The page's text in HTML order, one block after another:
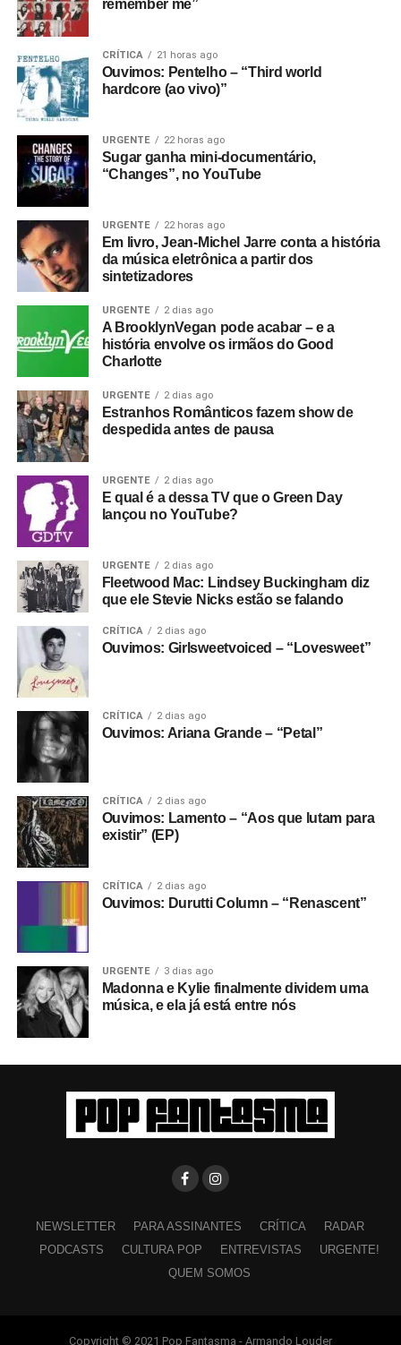
remember me”
CRÍTICA 21 horas ago
Ouvimos: Pentelho – “Third world
hardcore (ao vivo)”
URGENTE 22 horas ago
Sugar ganha mini-documentário,
“Changes”, no YouTube
URGENTE 22 horas ago
Em livro, Jean-Michel Jarre conta a história
da música eletrônica a partir dos
sintetizadores
URGENTE 2 dias ago
A BrooklynVegan pode acabar – e a
história envolve os irmãos do Good
Charlotte
URGENTE 2 dias ago
Estranhos Românticos fazem show de
despedida antes de pausa
URGENTE 2 dias ago
E qual é a dessa TV que o Green Day
lançou no YouTube?
URGENTE 2 dias ago
Fleetwood Mac: Lindsey Buckingham diz
que ele Stevie Nicks estão se falando
CRÍTICA 2 dias ago
Ouvimos: Girlsweetvoiced – “Lovesweet”
CRÍTICA 2 dias ago
Ouvimos: Ariana Grande – “Petal”
CRÍTICA 2 dias ago
Ouvimos: Lamento – “Aos que lutam para
existir” (EP)
CRÍTICA 2 dias ago
Ouvimos: Durutti Column – “Renascent”
URGENTE 3 dias ago
Madonna e Kylie finalmente dividem uma
música, e ela já está entre nós
NEWSLETTER PARA ASSINANTES CRÍTICA
RADAR
PODCASTS
CULTURA POP ENTREVISTAS
URGENTE!
QUEM SOMOS
Copyright © 2021 Pop Fantasma - Armando Louder